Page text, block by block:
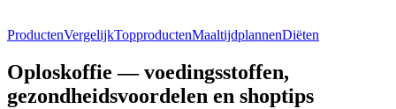
ProductenVergelijkTopproductenMaaltijdplannenDiëten
Oploskoffie — voedingsstoffen,
gezondheidsvoordelen en shoptips